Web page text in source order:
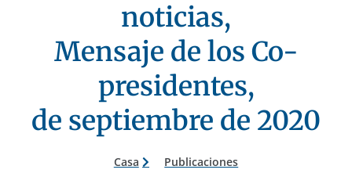
noticias,
Mensaje de los Co-
presidentes,
de septiembre de 2020
Casa Publicaciones